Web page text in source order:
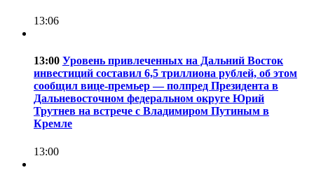
13:06
13:00 Уровень привлеченных на Дальний Восток
инвестиций составил 6,5 триллиона рублей, об этом
сообщил вице-премьер — полпред Президента в
Дальневосточном федеральном округе Юрий
Трутнев на встрече с Владимиром Путиным в
Кремле
13:00